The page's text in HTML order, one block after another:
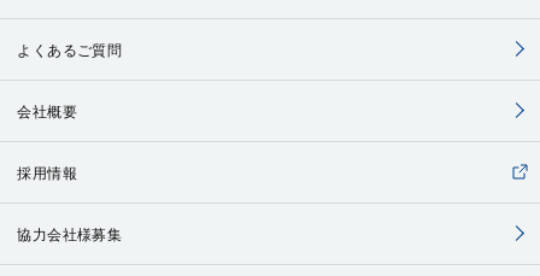
よくあるご質問
会社概要
採用情報
協力会社様募集